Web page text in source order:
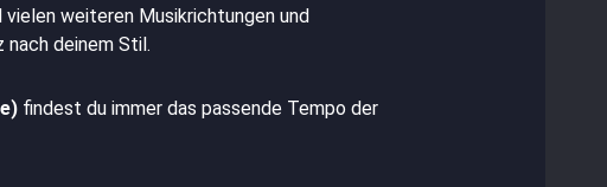
vielen weiteren Musikrichtungen und
nach deinem Stil.
findest du immer das passende Tempo der